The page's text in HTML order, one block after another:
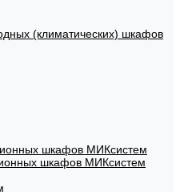
(климатических) шкафов
шкафов МИКсистем
шкафов МИКсистем